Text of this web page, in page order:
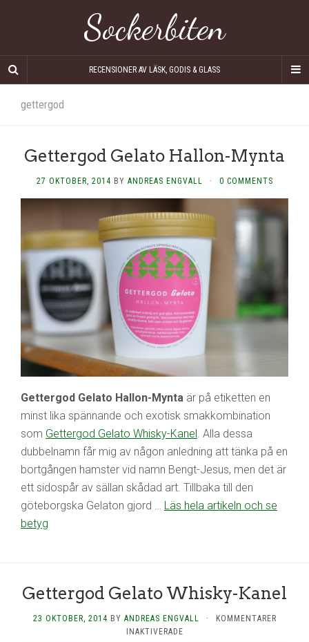
Sockerbiten
RECENSIONER AV LÄSK, GODIS & GLASS
gettergod
Gettergod Gelato Hallon-Mynta
27 OKTOBER, 2014 BY ANDREAS ENGVALL · 0 COMMENTS
Gettergod Gelato Hallon-Mynta är på etiketten en
minst lika spännande och exotisk smakkombination
som Gettergod Gelato Whisky-Kanel . Alla dessa
dubbelnamn får mig av någon anledning att tänka på en
bortgången hamster vid namn Bengt-Jesus, men det är
ett sidospår av sällan skådad art. Tillbaka till den
göteborgska Gelaton gjord … Läs hela artikeln och se
betyg
Gettergod Gelato Whisky-Kanel
23 OKTOBER, 2014 BY ANDREAS ENGVALL ·
KOMMENTARER
INAKTIVERADEFÖR